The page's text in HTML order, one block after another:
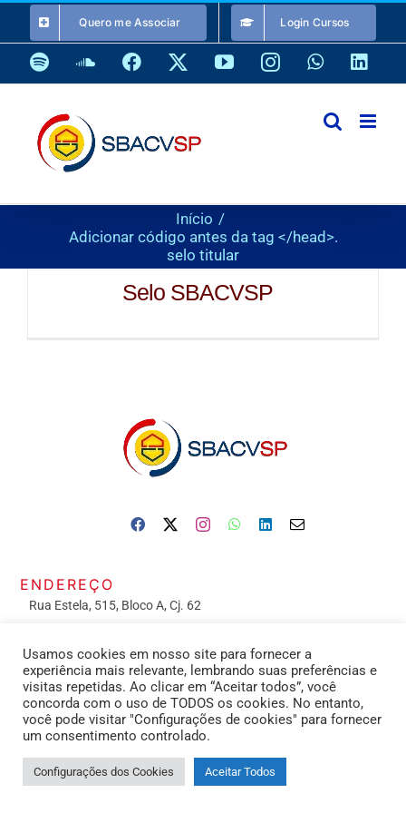
o
conteúdo
Quero me Associar Login Cursos
SpotifySoundCloud
Facebook YouTubeInstagramWhatsApp
Início
Adicionar código antes da tag </head>.
selo titular
Selo SBACVSP
ENDEREÇO
Rua Estela, 515, Bloco A, Cj. 62
ATENDIMENTO de 9h às 18h
CONTATOS
Secretaria: (11) 2391-3413
Usamos cookies em nosso site para fornecer a
experiência mais relevante, lembrando suas preferências e
visitas repetidas. Ao clicar em “Aceitar todos”, você
concorda com o uso de TODOS os cookies. No entanto,
você pode visitar "Configurações de cookies" para fornecer
um consentimento controlado.
Configurações dos Cookies Aceitar Todos